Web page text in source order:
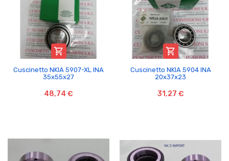

Cuscinetto NKIA 5907-XL INA
35x55x27
48,74 €

Cuscinetto NKIA 5904 INA
20x37x23
31,27 €